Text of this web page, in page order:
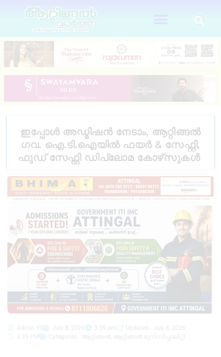
ഇപ്പോൾ അഡ്മിഷൻ നേടാം, ആറ്റിങ്ങൽ
ഗവ. ഐ.ടി.ഐയിൽ ഫയർ & സേഫ്റ്റി,
ഫുഡ് സേഫ്റ്റി ഡിപ്ലോമ കോഴ്‌സുകൾ
Admin YS July 8, 2026 3:39 pm
Updated : July 8, 2026
3:39 PM
Categories : ആറ്റിങ്ങൽ ആറ്റിങ്ങൽ മുനിസിപ്പാലിറ്റി